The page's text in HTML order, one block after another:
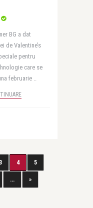
BG a dat
de Valentine’s
pentru
care se
februarie ..
4 5
... »